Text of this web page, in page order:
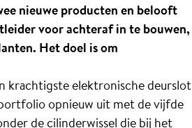
nieuwe producten en belooft
voor achteraf in te bouwen,
Het doel is om
krachtigste elektronische deurslot
opnieuw uit met de vijfde
de cilinderwissel die bij het